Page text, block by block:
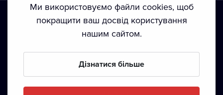
Положення й умови • Конфіденційність • Автoрські права
Ми використовуємо файли cookies, щоб
покращити ваш досвід користування
нашим сайтом.
Дізнатися більше